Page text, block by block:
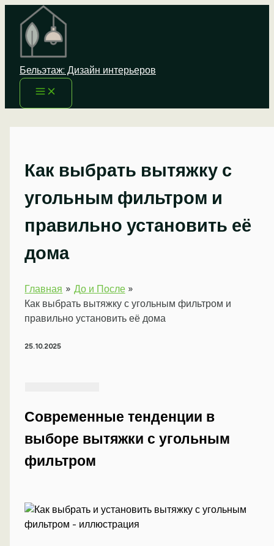
Перейти
содержимому
Бельэтаж: Дизайн интерьеров
Как выбрать вытяжку с
угольным фильтром и
правильно установить её
дома
Главная
До и После
Как выбрать вытяжку с угольным фильтром и
правильно установить её дома
25.10.2025
Современные тенденции в
выборе вытяжки с угольным
фильтром